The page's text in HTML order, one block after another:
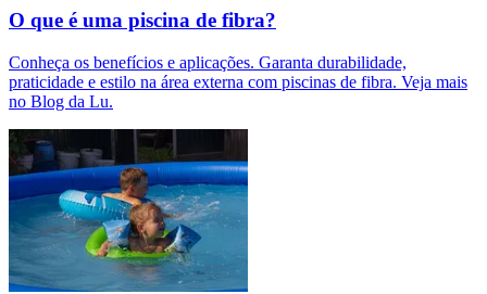
O que é uma piscina de fibra?
Conheça os benefícios e aplicações. Garanta durabilidade,
praticidade e estilo na área externa com piscinas de fibra. Veja mais
no Blog da Lu.